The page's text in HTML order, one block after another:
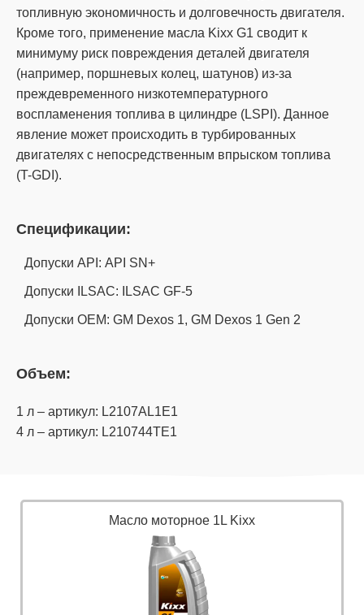
топливную экономичность и долговечность двигателя.
Кроме того, применение масла Kixx G1 сводит к
минимуму риск повреждения деталей двигателя
(например, поршневых колец, шатунов) из-за
преждевременного низкотемпературного
воспламенения топлива в цилиндре (LSPI). Данное
явление может происходить в турбированных
двигателях с непосредственным впрыском топлива
(T-GDI).
Спецификации:
Допуски API: API SN+
Допуски ILSAC: ILSAC GF-5
Допуски OEM: GM Dexos 1, GM Dexos 1 Gen 2
Объем:
1 л – артикул: L2107AL1E1
4 л – артикул: L210744TE1
Масло моторное 1L Kixx